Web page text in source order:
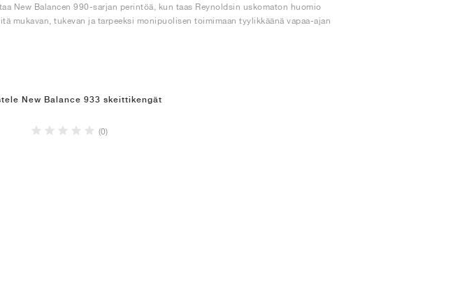
New Balancen 990-sarjan perintöä, kun taas Reynoldsin uskomaton huomio
mukavan, tukevan ja tarpeeksi monipuolisen toimimaan tyylikkäänä vapaa-ajan
New Balance 933 skeittikengät
(0)